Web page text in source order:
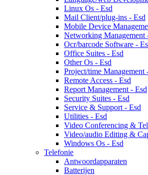
Linux Os - Esd
Mail Client/plug-ins - Esd
Mobile Device
Networking Management
Ocr/barcode Software -
Office Suites - Esd
Other Os - Esd
Project/time Management
Remote Access - Esd
Report Management - Esd
Security Suites - Esd
Service & Support - Esd
Utilities - Esd
Video Conferencing &
Video/audio Editing &
Windows Os - Esd
Telefonie
Antwoordapparaten
Batterijen